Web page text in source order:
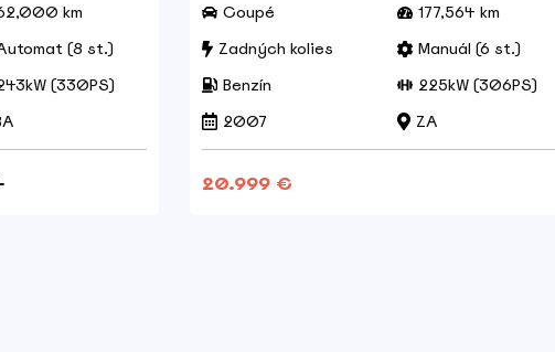
km
(8 st.)
(330PS)
Coupé
177,564 km
Zadných kolies
Manuál (6 st.)
Benzín
225kW (306PS)
2007
ZA
20.999 €